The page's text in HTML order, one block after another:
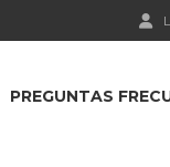
PREGUNTAS